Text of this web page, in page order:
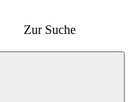
Zur Suche